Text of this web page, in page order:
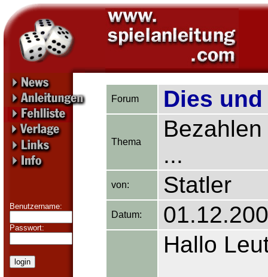
Benutzername:
Passwort:
Forum Dies und
Thema
...
von: Statler
Datum:
Hallo